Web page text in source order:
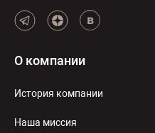
О компании
История компании
Наша миссия